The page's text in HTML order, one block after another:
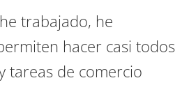
trabajado, he
hacer casi todos
tareas de comercio